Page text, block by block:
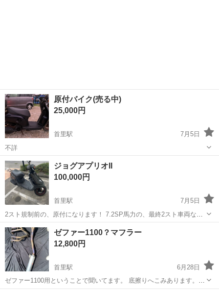
原付バイク(売る中)
25,000円
首里駅
7月5日
不詳
沖縄 南城市 首里駅 その他
ジョグアプリオII
100,000円
首里駅
7月5日
2スト規制前の、原付になります！ 7.2SP馬力の、最終2スト車両なり
ます、内地では、20万以上で取り引きされてます。タイヤ前後新品で
すが、前のディスクブレーキーパッドが交換時期だと思います。 リミ
ッターカットをして、メ...
沖縄 南城市
ゼファー1100？マフラー
12,800円
首里駅
6月28日
ゼファー1100用ということで聞いてます。 底擦りへこみあります。